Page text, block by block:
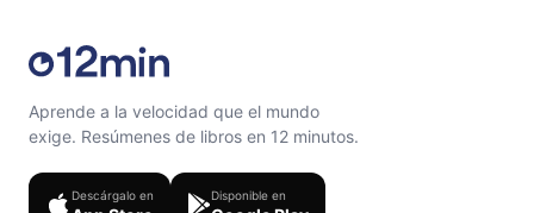
Aprende a la velocidad que el mundo
exige. Resúmenes de libros en 12 minutos.
Descárgalo en Disponible en